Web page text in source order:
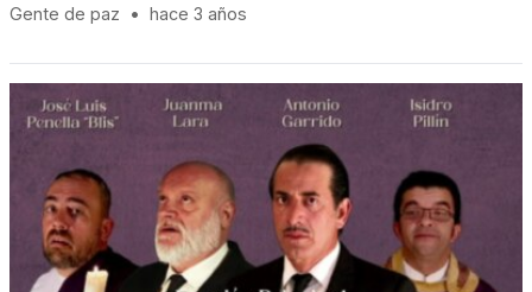
Gente de paz • hace 3 años